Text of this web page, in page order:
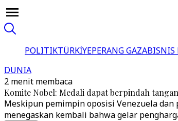
POLITIKTÜRKİYEPERANG GAZABISNIS
DUNIA
2 menit membaca
Komite Nobel: Medali dapat berpindah
Meskipun pemimpin oposisi Venezuela
menegaskan kembali bahwa gelar